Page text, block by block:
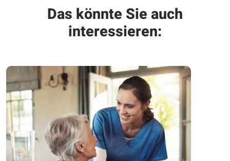
Das könnte Sie auch
interessieren: